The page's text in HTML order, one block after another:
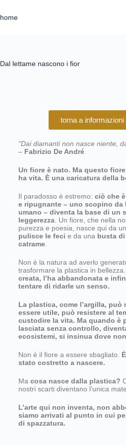
home
Dal lettame nascono i fior
torna a
“Dai diamanti non nasce niente,
– Fabrizio De André
Un fiore è nato. Ma questo
ha vita. È una caricatura della
Il paradosso è estremo: ciò che
e ripugnante – uno scopino da
umano – diventa la base di un
leggerezza. Un fiore, che nella
purezza e poesia, nasce qui da
pulisce le feci e da una busta
catrame.
Non è la natura ad averlo
trasformare la plastica in bellezza.
creata, l’ha abbandonata e
tentare di ridarle un senso.
La plastica, come l’argilla, può
essere utile, può resistere al
custodire la vita. Ma quando è
lasciata senza controllo,
ecosistemi, si insinua dove
Non è il fiore a essere sbagliato.
stato costretto a nascere.
Ma cosa nasce dalla plastica?
nostri scarti diventano l’unica
L’arte qui non inventa, non
siamo arrivati al punto in cui
di spazzatura.